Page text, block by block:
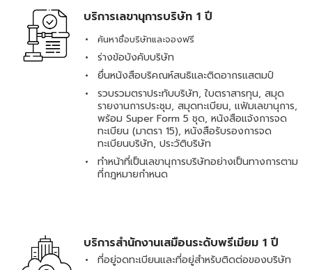
บริการเลขานุการบริษัท 1 ปี
ค้นหาชื่อบริษัทและจองฟรี
ร่างข้อบังคับบริษัท
ยื่นหนังสือบริคณห์สนธิและติดอากรแสตมป์
รวบรวมตราประทับบริษัท, ใบตราสารทุน, สมุด
รายงานการประชุม, สมุดทะเบียน, แฟ้มเลขานุการ,
พร้อม Super Form 5 ชุด, หนังสือแจ้งการจด
ทะเบียน (มาตรา 15), หนังสือรับรองการจด
ทะเบียนบริษัท, ประวัติบริษัท
ทำหน้าที่เป็นเลขานุการบริษัทอย่างเป็นทางการตาม
ที่กฎหมายกำหนด
บริการสำนักงานเสมือนระดับพรีเมียม 1 ปี
ที่อยู่จดทะเบียนและที่อยู่สำหรับติดต่อของบริษัท